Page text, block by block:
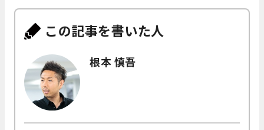
この記事を書いた人
根本 慎吾